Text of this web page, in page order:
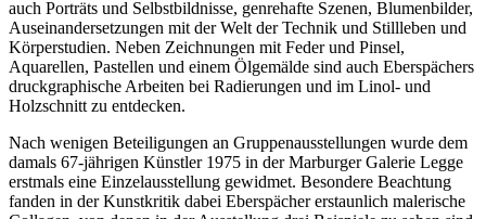
auch Porträts und Selbstbildnisse, genrehafte Szenen, Blumenbilder,
Auseinandersetzungen mit der Welt der Technik und Stillleben und
Körperstudien. Neben Zeichnungen mit Feder und Pinsel,
Aquarellen, Pastellen und einem Ölgemälde sind auch Eberspächers
druckgraphische Arbeiten bei Radierungen und im Linol- und
Holzschnitt zu entdecken.
Nach wenigen Beteiligungen an Gruppenausstellungen wurde dem
damals 67-jährigen Künstler 1975 in der Marburger Galerie Legge
erstmals eine Einzelausstellung gewidmet. Besondere Beachtung
fanden in der Kunstkritik dabei Eberspächer erstaunlich malerische